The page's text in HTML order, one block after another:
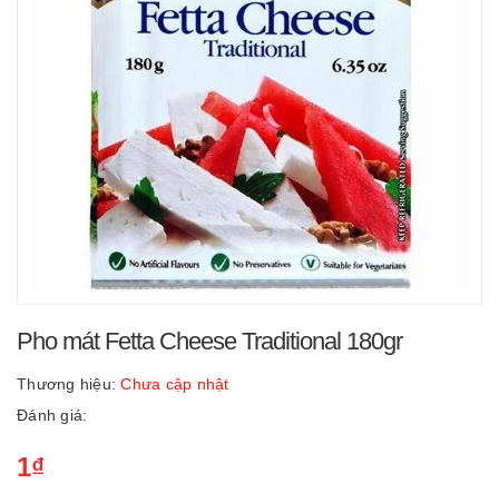
Pho mát Fetta Cheese Traditional 180gr
Thương hiệu: Chưa cập nhật
Đánh giá:
1₫